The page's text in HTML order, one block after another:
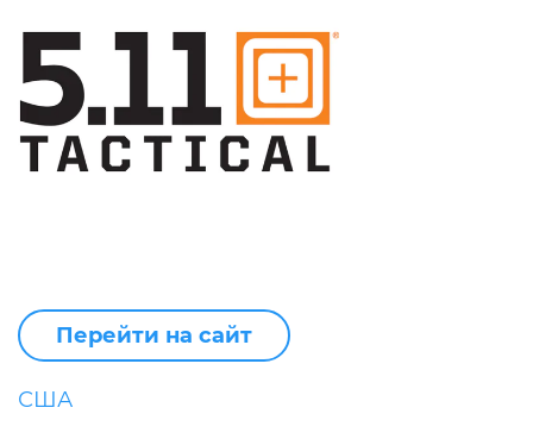
Перейти на сайт
США